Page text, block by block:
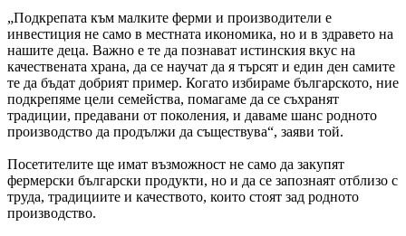
„Подкрепата към малките ферми и производители е
инвестиция не само в местната икономика, но и в здравето на
нашите деца. Важно е те да познават истинския вкус на
качествената храна, да се научат да я търсят и един ден самите
те да бъдат добрият пример. Когато избираме българското, ние
подкрепяме цели семейства, помагаме да се съхранят
традиции, предавани от поколения, и даваме шанс родното
производство да продължи да съществува“, заяви той.
Посетителите ще имат възможност не само да закупят
фермерски български продукти, но и да се запознаят отблизо с
труда, традициите и качеството, които стоят зад родното
производство.